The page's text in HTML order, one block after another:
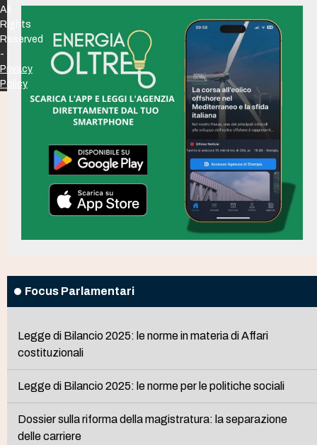
Focus Parlamentari
Legge di Bilancio 2025: le norme in materia di Affari
costituzionali
Legge di Bilancio 2025: le norme per le politiche sociali
Dossier sulla riforma della magistratura: la separazione
delle carriere
All
Rights
Reserved
-
Privacy
Policy